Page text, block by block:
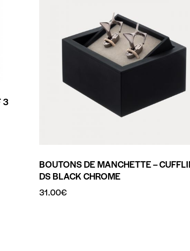
3
BOUTONS DE MANCHETTE –
DS BLACK CHROME
31.00€